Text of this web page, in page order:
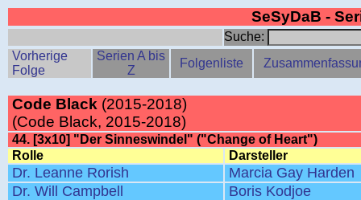
SeSyDaB -
Suche:
Vorherige
Folge
Serien A bis
Z
Folgenliste
Code Black (2015-2018)
(Code Black, 2015-2018)
44. [3x10] "Der Sinneswindel" ("Change of Heart")
Rolle
Darsteller
Dr. Leanne Rorish
Marcia Gay Harden
Dr. Will Campbell
Boris Kodjoe